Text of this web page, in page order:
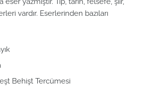
vardır. Eserlerinden bazıları
Behişt Tercümesi